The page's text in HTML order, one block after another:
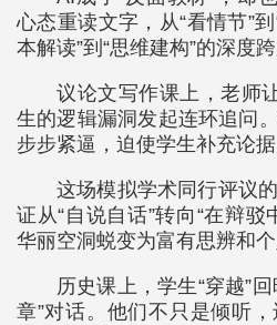
心态重读文字，从“看情节”
本解读”到“思维建构”的深度跨
议论文写作课上，老师
生的逻辑漏洞发起连环追问
步步紧逼，迫使学生补充论据
这场模拟学术同行评议
证从“自说自话”转向“在辩
华丽空洞蜕变为富有思辨和个
历史课上，学生“穿越”
章”对话。他们不只是倾听